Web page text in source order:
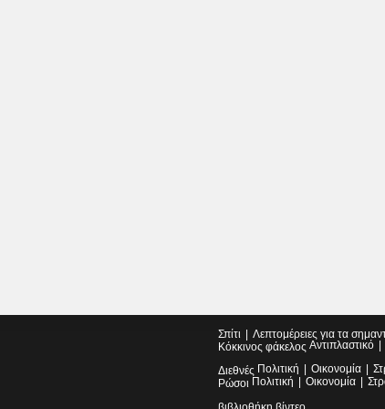
Σπίτι Λεπτομέρειες για τα
Κόκκινος φάκελος Αντιπλαστικό
Διεθνές Πολιτική Οικονομία
Ρώσοι Πολιτική Οικονομία